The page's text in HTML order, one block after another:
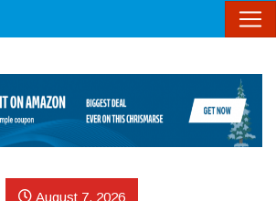
August 7, 2026